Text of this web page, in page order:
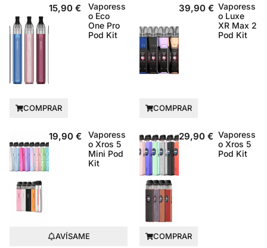
15,90 €
Vaporess
o Eco
One Pro
Pod Kit
COMPRAR
39,90 € Vaporess
o Luxe
XR Max 2
Pod Kit
COMPRAR
19,90 €
Vaporess
o Xros 5
Mini Pod
Kit
AVÍSAME
29,90 € Vaporess
o Xros 5
Pod Kit
COMPRAR